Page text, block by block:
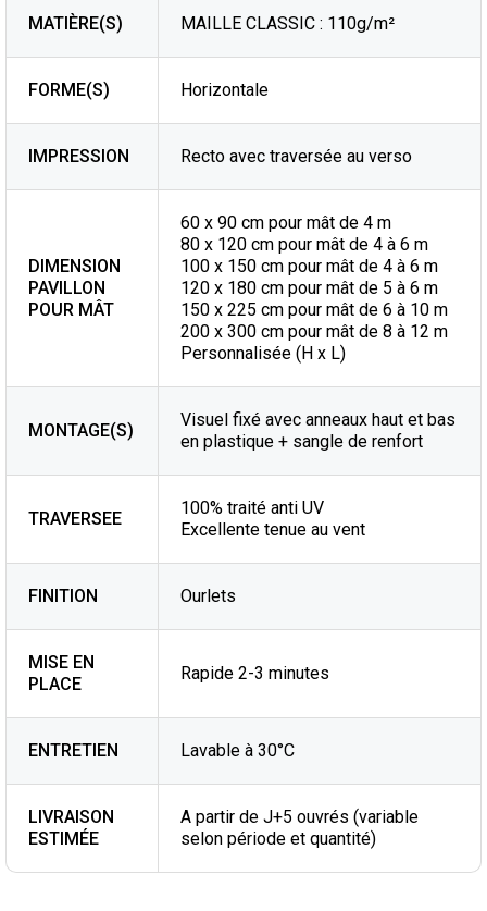
MATIÈRE(S) MAILLE CLASSIC : 110g/m²
FORME(S) Horizontale
IMPRESSION Recto avec traversée au verso
DIMENSION
PAVILLON
POUR MÂT
60 x 90 cm pour mât de 4 m
80 x 120 cm pour mât de 4 à 6 m
100 x 150 cm pour mât de 4 à 6 m
120 x 180 cm pour mât de 5 à 6 m
150 x 225 cm pour mât de 6 à 10 m
200 x 300 cm pour mât de 8 à 12 m
Personnalisée (H x L)
MONTAGE(S)
Visuel fixé avec anneaux haut et bas
en plastique + sangle de renfort
TRAVERSEE
100% traité anti UV
Excellente tenue au vent
FINITION Ourlets
MISE EN
PLACE
Rapide 2-3 minutes
ENTRETIEN Lavable à 30°C
LIVRAISON
ESTIMÉE
A partir de J+5 ouvrés (variable
selon période et quantité)